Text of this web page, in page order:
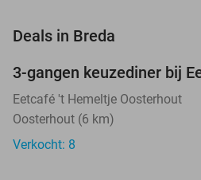
Deals in Breda
NEW
TODAY
3-gangen keuzediner bij
Eetcafé 't Hemeltje Oosterhout
Oosterhout (6 km)
Verkocht: 8